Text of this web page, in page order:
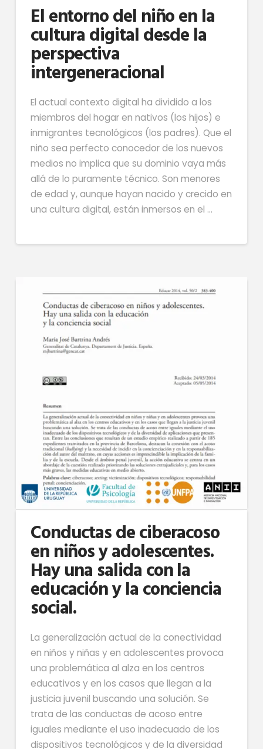
El entorno del niño en la
cultura digital desde la
perspectiva
intergeneracional
El actual contexto digital ha dividido a los
miembros del hogar en nativos (los hijos) e
inmigrantes tecnológicos (los padres). Que el
niño sea perfecto conocedor de los nuevos
medios no implica que su dominio vaya más
allá de lo puramente técnico. Son menores
de edad y, aunque hayan nacido y crecido en
una cultura digital, están inmersos en el …
Conductas de ciberacoso
en niños y adolescentes.
Hay una salida con la
educación y la conciencia
social.
La generalización actual de la conectividad
en niños y niñas y en adolescentes provoca
una problemática al alza en los centros
educativos y en los casos que llegan a la
justicia juvenil buscando una solución. Se
trata de las conductas de acoso entre
iguales mediante el uso inadecuado de los
dispositivos tecnológicos y de la diversidad